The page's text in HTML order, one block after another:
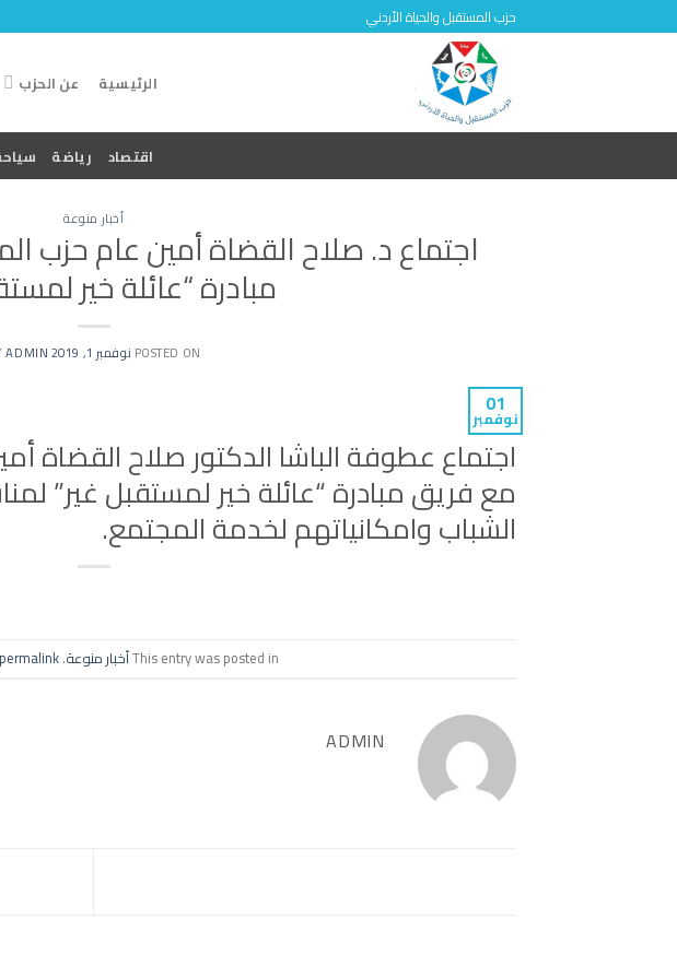
to
حزب المستقبل والحياة الأردني
الرئيسية عن الحزب
اقتصاد رياضة
أخبار منوعة
اجتماع د. صلاح القضاة أمين عام حزب
مبادرة “عائلة خير
POSTED ON نوفمبر 1, 2019 ADMIN
01
نوفمبر
اجتماع عطوفة الباشا الدكتور صلاح القضاة
مع فريق مبادرة “عائلة خير لمستقبل غير”
الشباب وامكانياتهم لخدمة المجتمع.
This entry was posted inأخبار منوعة. Bookmark the
permalink
ADMIN